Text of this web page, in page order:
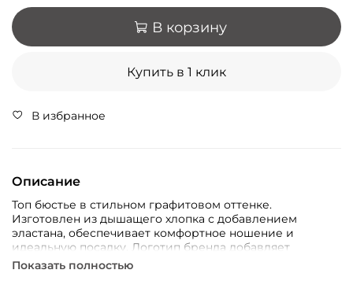
В корзину
Купить в 1 клик
В избранное
Описание
Топ бюстье в стильном графитовом оттенке.
Изготовлен из дышащего хлопка с добавлением
эластана, обеспечивает комфортное ношение и
идеальную посадку. Логотип бренда добавляет
изделию оригинальности и подчеркивает ваш
Показать полностью